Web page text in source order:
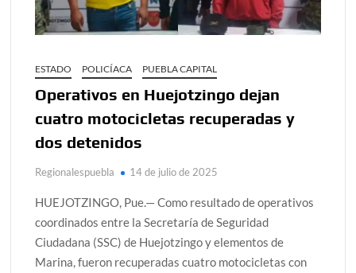
ESTADO POLICÍACA PUEBLA CAPITAL
Operativos en Huejotzingo dejan
cuatro motocicletas recuperadas y
dos detenidos
Regionalespuebla 14 de julio de 2025
HUEJOTZINGO, Pue.— Como resultado de operativos
coordinados entre la Secretaría de Seguridad
Ciudadana (SSC) de Huejotzingo y elementos de
Marina, fueron recuperadas cuatro motocicletas con